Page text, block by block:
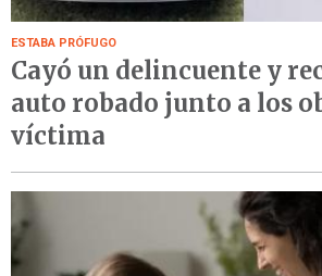
ESTABA PRÓFUGO
Cayó un delincuente y
auto robado junto a los
víctima